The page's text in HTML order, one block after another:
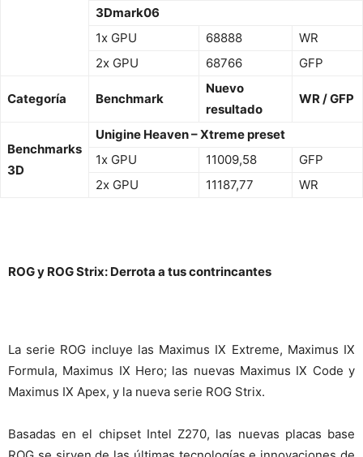
3Dmark06
1x GPU
68888
WR
2x GPU
68766 GFP
Categoría Benchmark
Nuevo
resultado
WR / GFP
Benchmarks
3D
Unigine Heaven – Xtreme preset
1x GPU
11009,58
GFP
2x GPU
11187,77 WR
ROG y ROG Strix: Derrota a tus contrincantes
La serie ROG incluye las Maximus IX Extreme, Maximus IX
Formula, Maximus IX Hero; las nuevas Maximus IX Code y
Maximus IX Apex, y la nueva serie ROG Strix.
Basadas en el chipset Intel Z270, las nuevas placas base